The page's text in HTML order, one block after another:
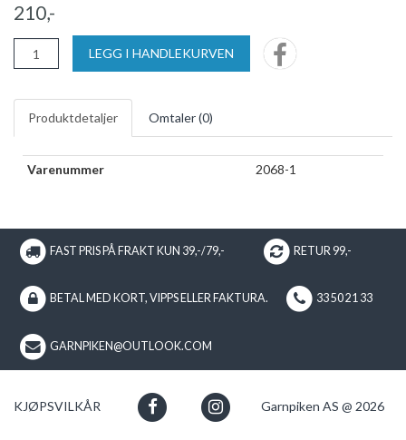
210,-
LEGG I HANDLEKURVEN
Produktdetaljer Omtaler (0)
Varenummer 2068-1
FAST PRIS PÅ FRAKT KUN 39,-/79,- RETUR 99,-
BETAL MED KORT, VIPPS ELLER FAKTURA. 33 50 21 33
GARNPIKEN@OUTLOOK.COM
KJØPSVILKÅR Garnpiken AS @ 2026